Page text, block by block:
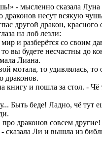
- мысленно сказала
несут всякую
другой дракон, красного
на лоб лезли:
и разберётся со
вы будете несчастны до
Лиана.
мотала, то удивлялась,
драконов.
книгу и пошла за стол. -
Быть беде! Ладно, чё тут
драконов совсем другие!
Ли и вышла из